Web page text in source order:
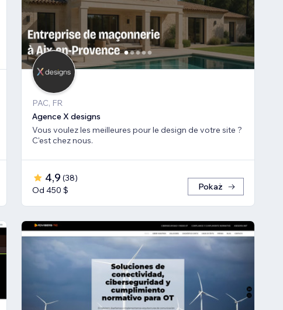
PAC, FR
Agence X designs
Vous voulez les meilleures pour le design de votre site ?
C'est chez nous.
4,9 (38)
Od 450 $
Pokaż